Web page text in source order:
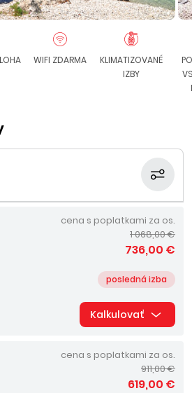
WIFI ZDARMA
KLIMATIZOVANÉ
IZBY
posledná izba
cena s poplatkami za os.
1 068,00 €
736,00 €
Kalkulovať
cena s poplatkami za os.
911,00 €
619,00 €